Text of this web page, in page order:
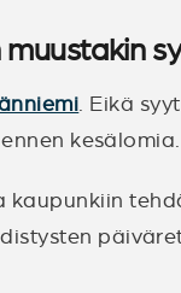
. Eikä
kesälomia.